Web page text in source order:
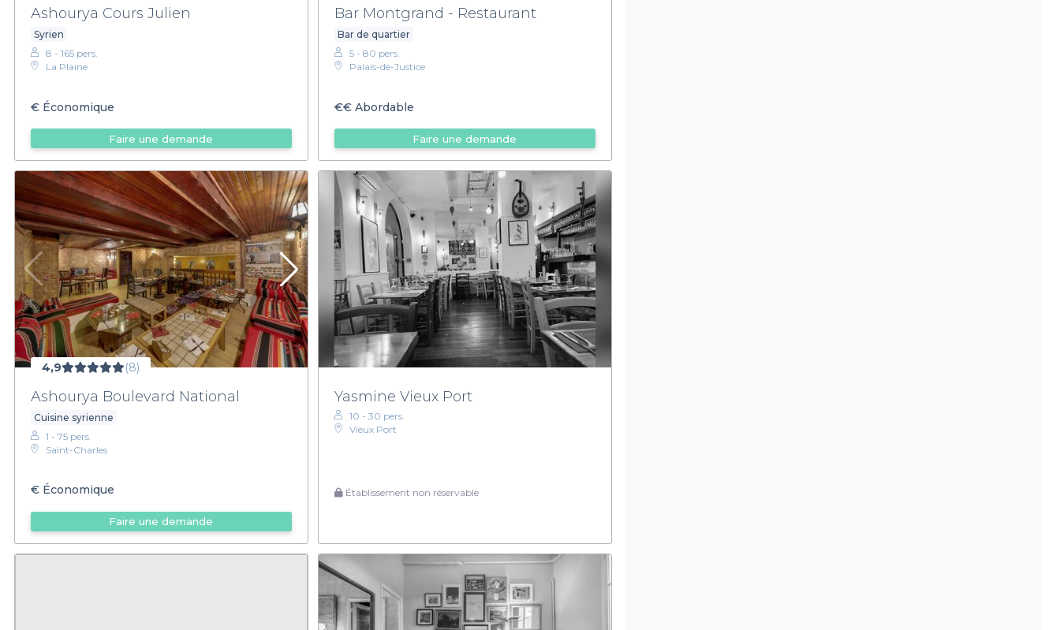
Ashourya Cours Julien
Syrien
8 - 165 pers.
La Plaine
€ Économique
Faire une demande
Bar Montgrand - Restaurant
Bar de quartier
5 - 80 pers.
Palais-de-Justice
€€Abordable
Faire une demande
4,9 (8)
Ashourya Boulevard National
Cuisine syrienne
1 - 75 pers.
Saint-Charles
€ Économique
Faire une demande
Yasmine Vieux Port
10 - 30 pers.
Vieux Port
Établissement non réservable